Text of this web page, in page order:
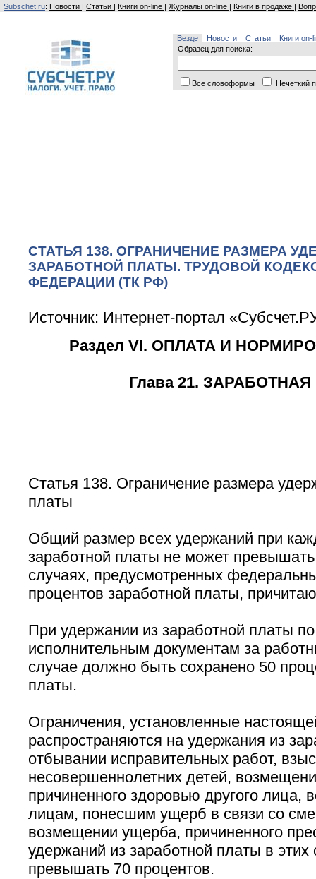
Subschet.ru: Новости | Статьи | Книги on-line | Журналы on-line | Книги в продаже |
Везде Новости Статьи
Книги on-
Образец для поиска:
Все словоформы Нечеткий
СТАТЬЯ 138. ОГРАНИЧЕНИЕ РАЗМЕРА
ЗАРАБОТНОЙ ПЛАТЫ. ТРУДОВОЙ
ФЕДЕРАЦИИ (ТК РФ)
Источник: Интернет-портал
Раздел VI. ОПЛАТА И
Глава 21.
Статья 138. Ограничение размера
платы
Общий размер всех удержаний при
заработной платы не может
случаях, предусмотренных
процентов заработной платы,
При удержании из заработной платы
исполнительным документам за
случае должно быть сохранено 50
платы.
Ограничения, установленные
распространяются на удержания из
отбывании исправительных работ,
несовершеннолетних детей,
причиненного здоровью другого лица,
лицам, понесшим ущерб в связи со
возмещении ущерба, причиненного
удержаний из заработной платы в этих
превышать 70 процентов.